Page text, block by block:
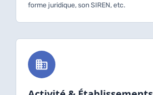
forme juridique, son SIREN, etc.